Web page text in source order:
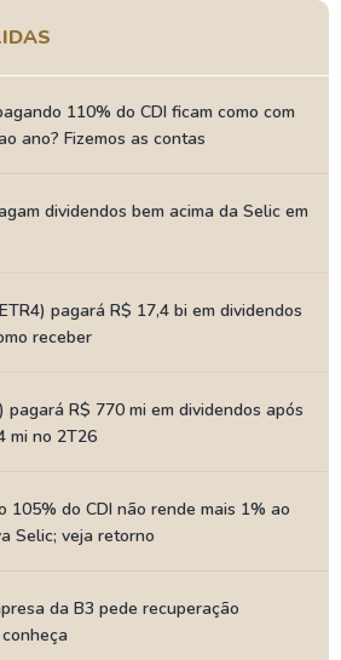
110% do CDI ficam como com
ano? Fizemos as contas
dividendos bem acima da Selic em
pagará R$ 17,4 bi em dividendos
receber
pagará R$ 770 mi em dividendos após
mi no 2T26
105% do CDI não rende mais 1% ao
Selic; veja retorno
da B3 pede recuperação